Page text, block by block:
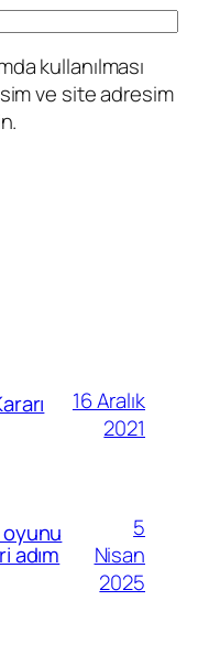
kullanılması
ve site adresim
16 Aralık
2021
adım
5
Nisan
2025